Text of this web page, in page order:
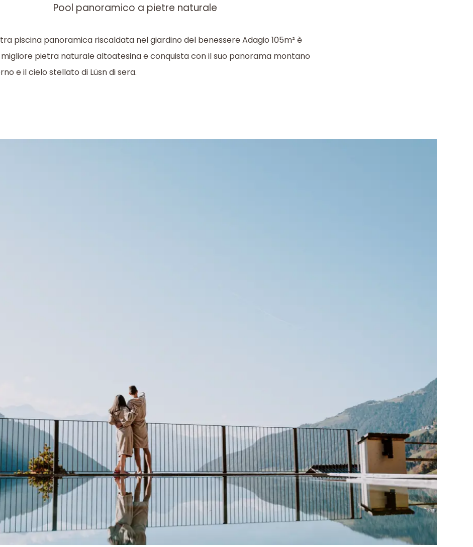
Pool panoramico a pietre naturale
piscina panoramica riscaldata nel giardino del benessere Adagio 105m² è
pietra naturale altoatesina e conquista con il suo panorama montano
e il cielo stellato di Lüsn di sera.